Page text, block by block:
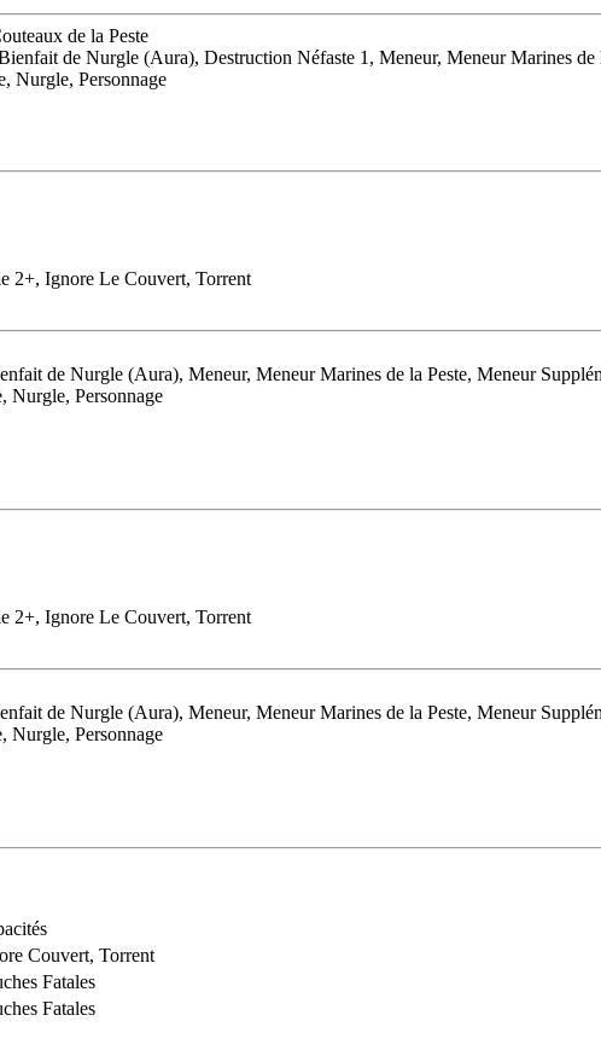
de la Peste
de Nurgle (Aura), Destruction Néfaste 1, Meneur, Meneur Marines de
Nurgle, Personnage
2+, Ignore Le Couvert, Torrent
de Nurgle (Aura), Meneur, Meneur Marines de la Peste, Meneur
Nurgle, Personnage
2+, Ignore Le Couvert, Torrent
de Nurgle (Aura), Meneur, Meneur Marines de la Peste, Meneur
Nurgle, Personnage
Couvert, Torrent
Fatales
Fatales